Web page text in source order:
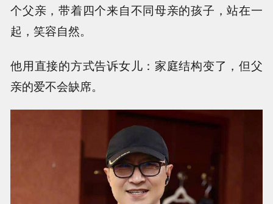
个父亲，带着四个来自不同母亲的孩子，站在一
起，笑容自然。
他用直接的方式告诉女儿：家庭结构变了，但父
亲的爱不会缺席。